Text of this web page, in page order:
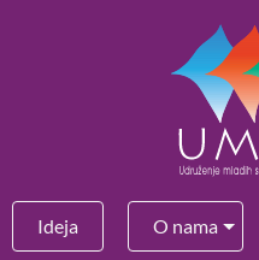
Ideja O nama